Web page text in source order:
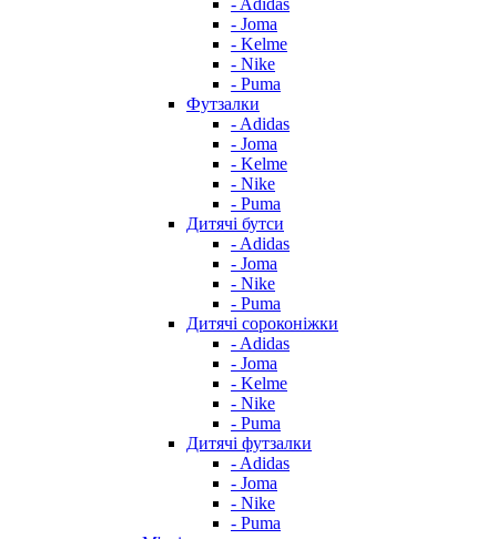
- Adidas
- Joma
- Kelme
- Nike
- Puma
Футзалки
- Adidas
- Joma
- Kelme
- Nike
- Puma
Дитячі бутси
- Adidas
- Joma
- Nike
- Puma
Дитячі сороконіжки
- Adidas
- Joma
- Kelme
- Nike
- Puma
Дитячі футзалки
- Adidas
- Joma
- Nike
- Puma